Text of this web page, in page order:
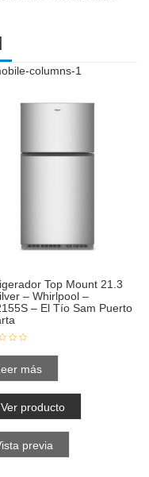
columns-1
Top Mount 21.3
– Whirlpool –
– El Tío Sam Puerto
más
Ver producto
previa